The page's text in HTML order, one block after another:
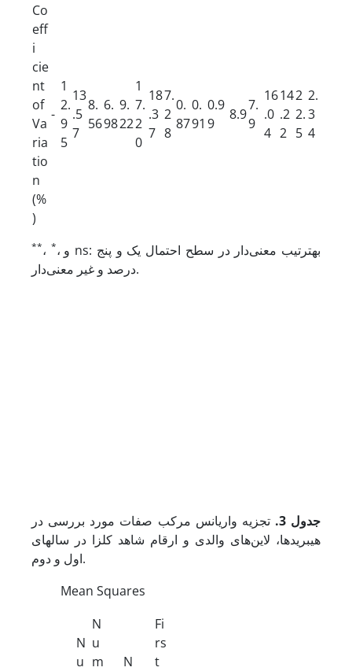
Co
eff
i
cie
nt
of
Va
ria
tio
n
(%
)
-
1
2.
9
5
13
.5
7
8.
56
6.
98
9.
22
1
7.
2
0
18
.3
7
7.
2
8
0.
87
0.
91
0.9
9
8.9
7.
9
16
.0
4
14
.2
2
2
2.
5
2.
3
4
**، *، و ns: به­ترتیب معنی‌دار در سطح احتمال یک و پنج
درصد و غیر معنی‌دار.
جدول 3 . تجزیه واریانس مرکب صفات مورد بررسی در
هیبریدها، لاین‌های والدی و ارقام شاهد کلزا در سال­های
اول و دوم.
Mean Squares
N
u
N
u
m
N
Fi
rs
t